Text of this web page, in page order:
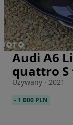
Zdjęcie 1 z 41
Audi A6
quattro S
Używany · 2021
- 1 000 PLN